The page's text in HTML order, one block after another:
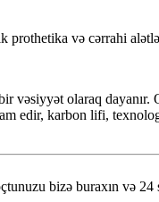
və cərrahi
vəsiyyət olaraq
edir, karbon lifi,
bizə buraxın və 24